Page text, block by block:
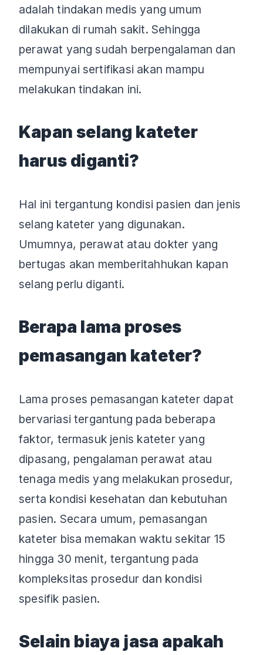
adalah tindakan medis yang umum
dilakukan di rumah sakit. Sehingga
perawat yang sudah berpengalaman dan
mempunyai sertifikasi akan mampu
melakukan tindakan ini.
Kapan selang kateter
harus diganti?
Hal ini tergantung kondisi pasien dan jenis
selang kateter yang digunakan.
Umumnya, perawat atau dokter yang
bertugas akan memberitahhukan kapan
selang perlu diganti.
Berapa lama proses
pemasangan kateter?
Lama proses pemasangan kateter dapat
bervariasi tergantung pada beberapa
faktor, termasuk jenis kateter yang
dipasang, pengalaman perawat atau
tenaga medis yang melakukan prosedur,
serta kondisi kesehatan dan kebutuhan
pasien. Secara umum, pemasangan
kateter bisa memakan waktu sekitar 15
hingga 30 menit, tergantung pada
kompleksitas prosedur dan kondisi
spesifik pasien.
Selain biaya jasa apakah